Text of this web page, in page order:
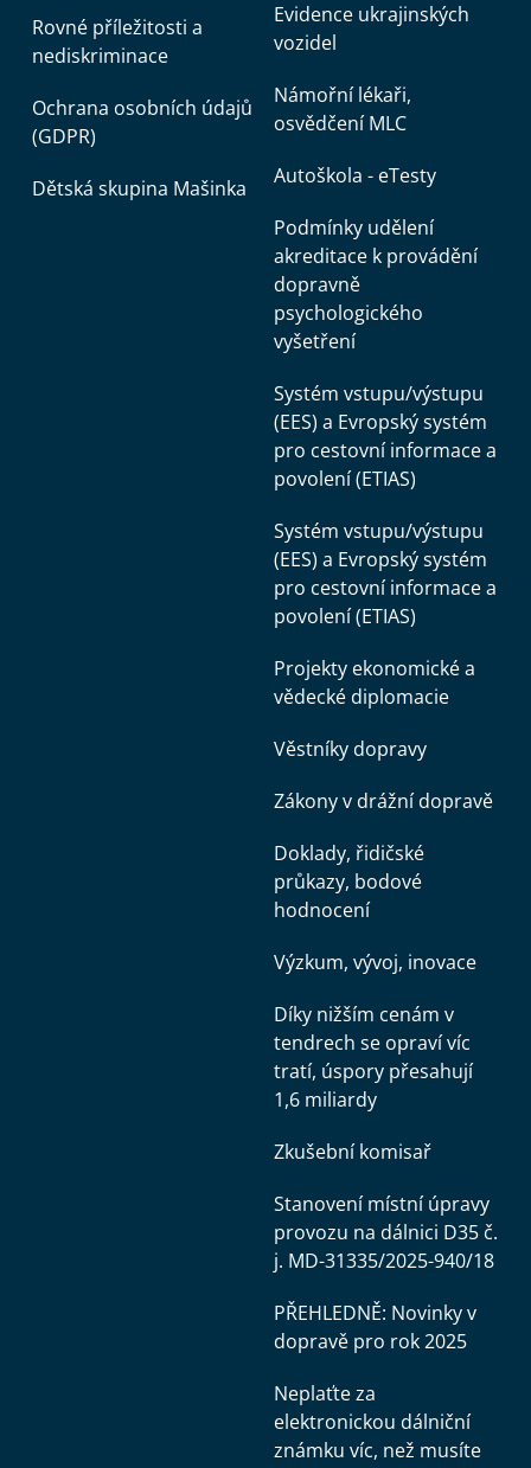
Rovné příležitosti a
nediskriminace
Ochrana osobních údajů
(GDPR)
Dětská skupina Mašinka
Evidence ukrajinských
vozidel
Námořní lékaři,
osvědčení MLC
Autoškola - eTesty
Podmínky udělení
akreditace k provádění
dopravně
psychologického
vyšetření
Systém vstupu/výstupu
(EES) a Evropský systém
pro cestovní informace a
povolení (ETIAS)
Systém vstupu/výstupu
(EES) a Evropský systém
pro cestovní informace a
povolení (ETIAS)
Projekty ekonomické a
vědecké diplomacie
Věstníky dopravy
Zákony v drážní dopravě
Doklady, řidičské
průkazy, bodové
hodnocení
Výzkum, vývoj, inovace
Díky nižším cenám v
tendrech se opraví víc
tratí, úspory přesahují
1,6 miliardy
Zkušební komisař
Stanovení místní úpravy
provozu na dálnici D35 č.
j. MD-31335/2025-940/18
PŘEHLEDNĚ: Novinky v
dopravě pro rok 2025
Neplaťte za
elektronickou dálniční
známku víc, než musíte